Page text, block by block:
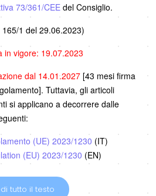
73/361/CEEdel Consiglio.
165/1 del 29.06.2023)
in vigore: 19.07.2023
dal 14.01.2027 [43 mesi firma
Tuttavia, gli articoli
si applicano a decorrere dalle
(UE) 2023/1230 (IT)
(EU) 2023/1230 (EN)
tutto il testo